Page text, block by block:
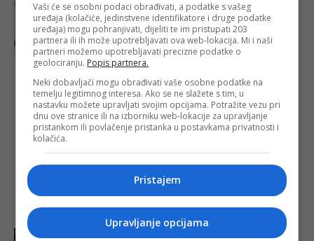
Šta se dešava:
Zabilježeni
problemi s
izdavanjem
dokumenata u
BiH
Objavljeno:28.
03. 2025.
Vaši će se osobni podaci obrađivati, a podatke s vašeg
uređaja (kolačiće, jedinstvene identifikatore i druge podatke
uređaja) mogu pohranjivati, dijeliti te im pristupati 203
partnera ili ih može upotrebljavati ova web-lokacija. Mi i naši
partneri možemo upotrebljavati precizne podatke o
geolociranju. Popis partnera.
Neki dobavljači mogu obrađivati vaše osobne podatke na
temelju legitimnog interesa. Ako se ne slažete s tim, u
nastavku možete upravljati svojim opcijama. Potražite vezu pri
dnu ove stranice ili na izborniku web-lokacije za upravljanje
pristankom ili povlačenje pristanka u postavkama privatnosti i
kolačića.
Pristajem
Upravljanje opcijama